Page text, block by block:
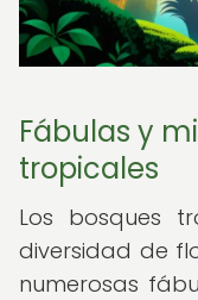
Fábulas y
tropicales
Los bosques
diversidad de
numerosas